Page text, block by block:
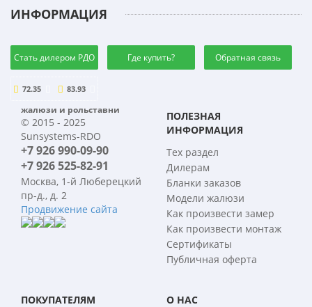
ИНФОРМАЦИЯ
Стать дилером РДО Где купить? Обратная связь
72.35 83.93
жалюзи и рольставни
© 2015 - 2025
Sunsystems-RDO
+7 926 990-09-90
+7 926 525-82-91
Москва, 1-й Люберецкий
пр-д., д. 2
Продвижение сайта
ПОЛЕЗНАЯ
ИНФОРМАЦИЯ
Тех раздел
Дилерам
Бланки заказов
Модели жалюзи
Как произвести замер
Как произвести монтаж
Сертификаты
Публичная оферта
ПОКУПАТЕЛЯМ О НАС